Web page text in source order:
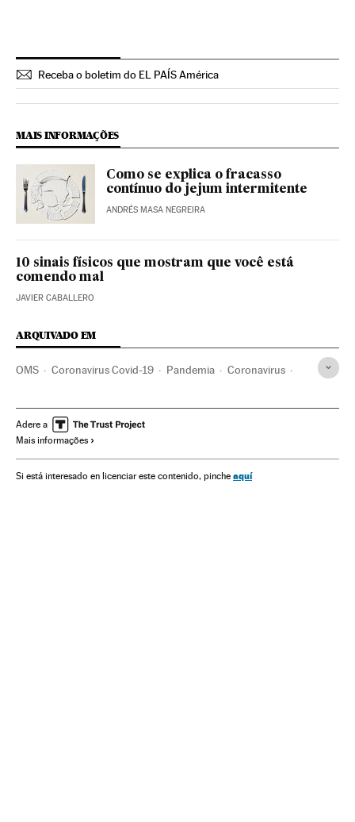
Receba o boletim do EL PAÍS América
MAIS INFORMAÇÕES
Como se explica o fracasso
contínuo do jejum intermitente
ANDRÉS MASA NEGREIRA
10 sinais físicos que mostram que você está
comendo mal
JAVIER CABALLERO
ARQUIVADO EM
OMS Coronavirus Covid-19 Pandemia Coronavirus
Unicef ONU Fome Desnutrição
Pobreza infantil
América Latina
Adere a
Mais informações
Si está interesado en licenciar este contenido, pinche aquí